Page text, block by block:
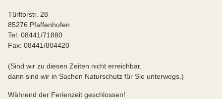
Türltorstr. 28
85276 Pfaffenhofen
Tel: 08441/71880
Fax: 08441/804420
(Sind wir zu diesen Zeiten nicht erreichbar,
dann sind wir in Sachen Naturschutz für Sie unterwegs.)
Während der Ferienzeit geschlossen!